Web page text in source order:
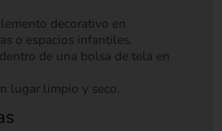
decorativo en
o espacios infantiles.
de una bolsa de tela en
lugar limpio y seco.